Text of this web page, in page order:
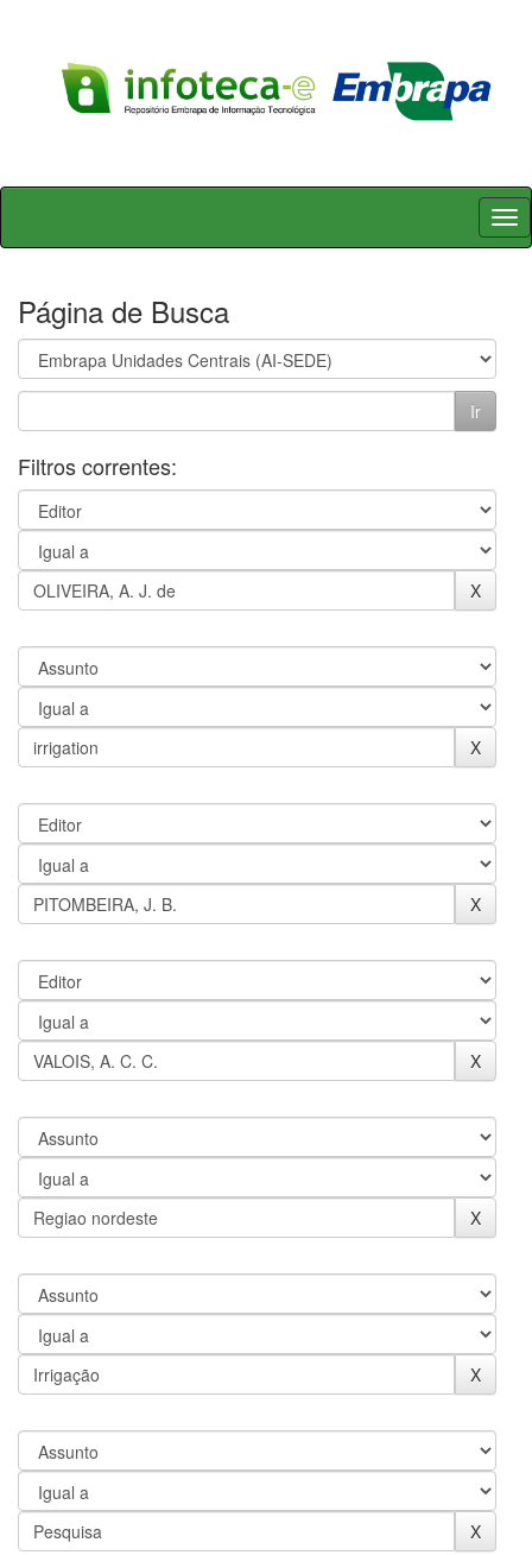
Skip
Página de Busca
Filtros correntes: